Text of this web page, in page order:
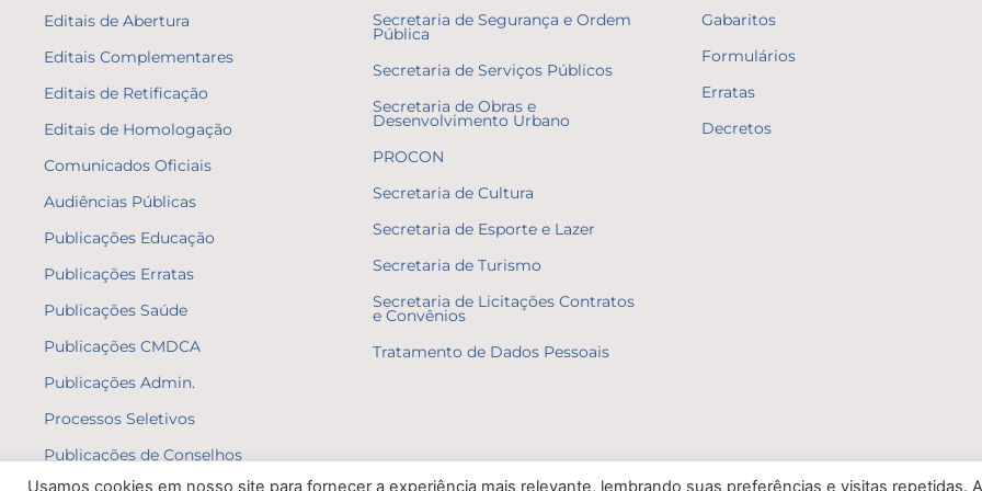
Editais de Abertura
Editais Complementares
Editais de Retificação
Editais de Homologação
Comunicados Oficiais
Audiências Públicas
Publicações Educação
Publicações Erratas
Publicações Saúde
Publicações CMDCA
Publicações Admin.
Processos Seletivos
Publicações de Conselhos
Secretaria de Segurança e Ordem
Pública
Secretaria de Serviços Públicos
Secretaria de Obras e
Desenvolvimento Urbano
PROCON
Secretaria de Cultura
Secretaria de Esporte e Lazer
Secretaria de Turismo
Secretaria de Licitações Contratos
e Convênios
Tratamento de Dados Pessoais
Gabaritos
Formulários
Erratas
Decretos
Usamos cookies em nosso site para fornecer a experiência mais relevante, lembrando suas preferências e visitas repetidas.